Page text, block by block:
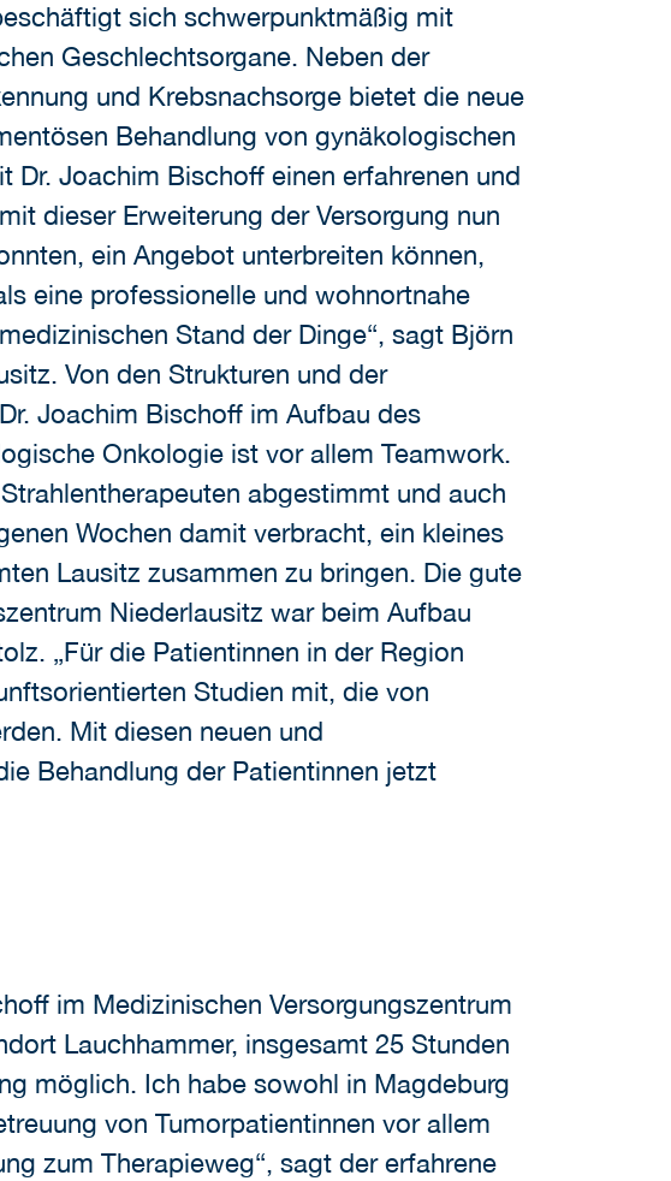
sich schwerpunktmäßig mit
Geschlechtsorgane. Neben der
und Krebsnachsorge bietet die neue
Behandlung von gynäkologischen
Dr. Joachim Bischoff einen erfahrenen und
dieser Erweiterung der Versorgung nun
ein Angebot unterbreiten können,
eine professionelle und wohnortnahe
Stand der Dinge“, sagt Björn
Von den Strukturen und der
Joachim Bischoff im Aufbau des
Onkologie ist vor allem Teamwork.
abgestimmt und auch
Wochen damit verbracht, ein kleines
Lausitz zusammen zu bringen. Die gute
Niederlausitz war beim Aufbau
„Für die Patientinnen in der Region
Studien mit, die von
Mit diesen neuen und
Behandlung der Patientinnen jetzt
im Medizinischen Versorgungszentrum
Lauchhammer, insgesamt 25 Stunden
möglich. Ich habe sowohl in Magdeburg
von Tumorpatientinnen vor allem
zum Therapieweg“, sagt der erfahrene